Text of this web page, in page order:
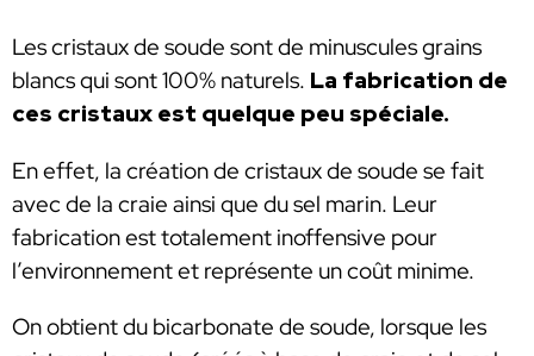
Les cristaux de soude sont de minuscules grains
blancs qui sont 100% naturels. La fabrication de
ces cristaux est quelque peu spéciale.
En effet, la création de cristaux de soude se fait
avec de la craie ainsi que du sel marin. Leur
fabrication est totalement inoffensive pour
l’environnement et représente un coût minime.
On obtient du bicarbonate de soude, lorsque les